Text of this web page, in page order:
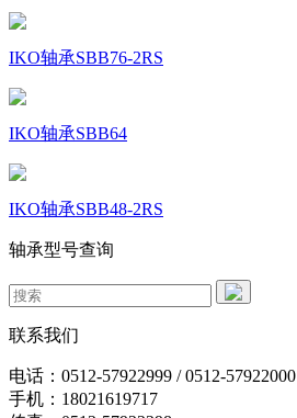
IKO轴承SBB76-2RS
IKO轴承SBB64
IKO轴承SBB48-2RS
轴承型号查询
联系我们
电话：0512-57922999 / 0512-57922000
手机：18021619717